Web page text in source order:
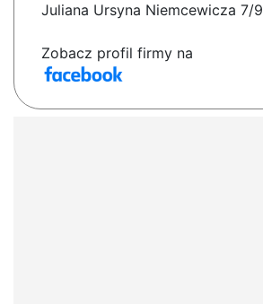
Juliana Ursyna Niemcewicza 7/9
Zobacz profil firmy na